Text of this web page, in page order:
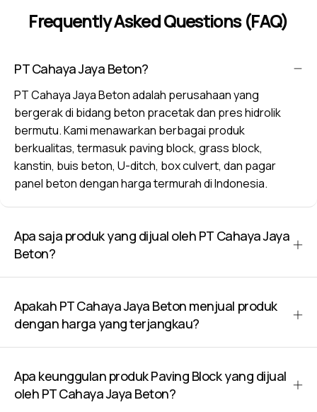
Frequently Asked Questions (FAQ)
PT Cahaya Jaya Beton?
PT Cahaya Jaya Beton adalah perusahaan yang
bergerak di bidang beton pracetak dan pres hidrolik
bermutu. Kami menawarkan berbagai produk
berkualitas, termasuk paving block, grass block,
kanstin, buis beton, U-ditch, box culvert, dan pagar
panel beton dengan harga termurah di Indonesia.
Apa saja produk yang dijual oleh PT Cahaya Jaya
Beton?
Apakah PT Cahaya Jaya Beton menjual produk
dengan harga yang terjangkau?
Apa keunggulan produk Paving Block yang dijual
oleh PT Cahaya Jaya Beton?